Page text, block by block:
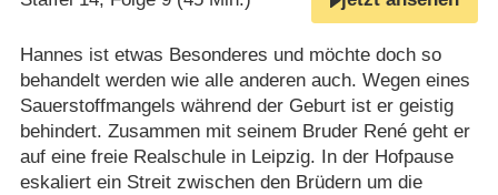
Hannes ist etwas Besonderes und möchte doch so
behandelt werden wie alle anderen auch. Wegen eines
Sauerstoffmangels während der Geburt ist er geistig
behindert. Zusammen mit seinem Bruder René geht er
auf eine freie Realschule in Leipzig. In der Hofpause
eskaliert ein Streit zwischen den Brüdern um die